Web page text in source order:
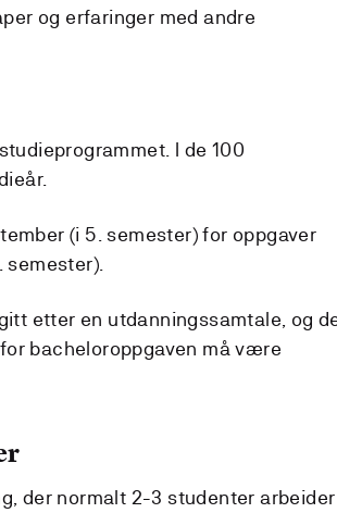
og erfaringer med andre
I de 100
(i 5. semester) for oppgaver
etter en utdanningssamtale, og
bacheloroppgaven må være
der normalt 2-3 studenter arbeider